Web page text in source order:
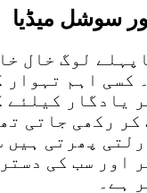
سوشل میڈیا
لوگ خال
کسی اہم تہوار
یادگار کیلئے
کر رکھی جاتی
پھرتی ہیں
اور سب کی
ہے۔